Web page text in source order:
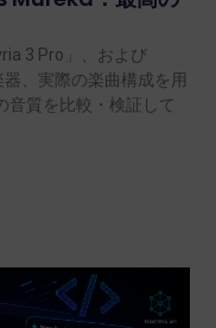
3 Pro」、および
、実際の楽曲構成を用
音質を比較・検証して